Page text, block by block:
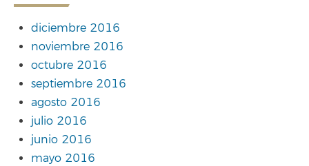
diciembre 2016
noviembre 2016
octubre 2016
septiembre 2016
agosto 2016
julio 2016
junio 2016
mayo 2016